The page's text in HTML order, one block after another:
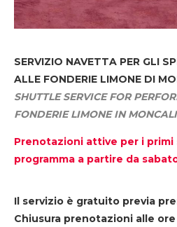
SERVIZIO NAVETTA PER GLI
ALLE FONDERIE LIMONE DI
SHUTTLE SERVICE FOR
FONDERIE LIMONE IN
Prenotazioni attive per i
programma a partire da
Il servizio è gratuito previa
Chiusura prenotazioni alle